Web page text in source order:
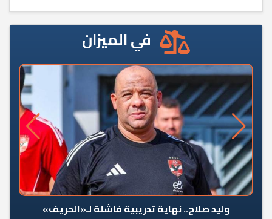
في الميزان
وليد صلاح.. نهاية تدريبية فاشلة لـ«الحريف»